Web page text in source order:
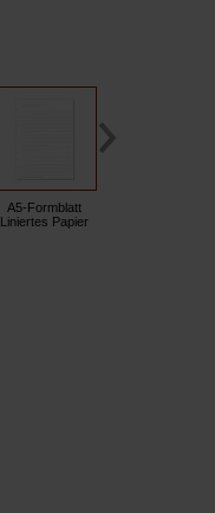
A5-Formblatt
Liniertes Papier